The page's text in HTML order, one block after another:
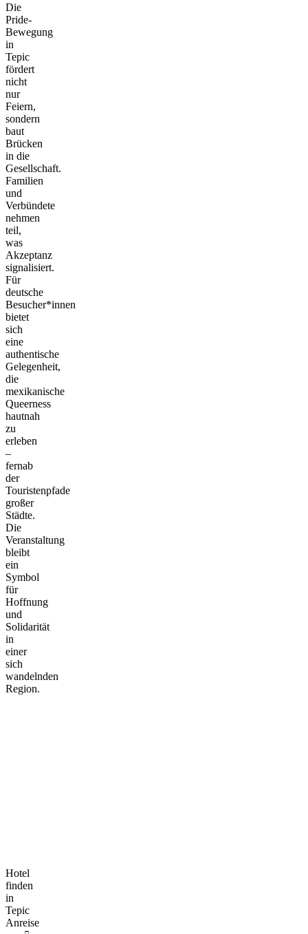
Die
Pride-
Bewegung
in
Tepic
fördert
nicht
nur
Feiern,
sondern
baut
Brücken
in die
Gesellschaft.
Familien
und
Verbündete
nehmen
teil,
was
Akzeptanz
signalisiert.
Für
deutsche
Besucher*innen
bietet
sich
eine
authentische
Gelegenheit,
die
mexikanische
Queerness
hautnah
zu
erleben
–
fernab
der
Touristenpfade
großer
Städte.
Die
Veranstaltung
bleibt
ein
Symbol
für
Hoffnung
und
Solidarität
in
einer
sich
wandelnden
Region.
Hotel
finden
in
Tepic
Anreise